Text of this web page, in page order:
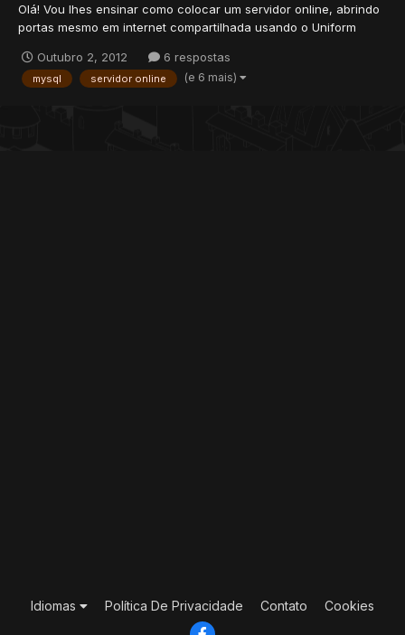
Olá! Vou lhes ensinar como colocar um servidor online, abrindo
portas mesmo em internet compartilhada usando o Uniform
PHP) voltado para produção (ou seja, hospedar tudo depois de
pronto), ao contrário do famosíssimo XAMPP que é voltado para
Outubro 2, 2012 6 respostas
mysql servidor online (e 6 mais)
Idiomas Política De Privacidade Contato Cookies